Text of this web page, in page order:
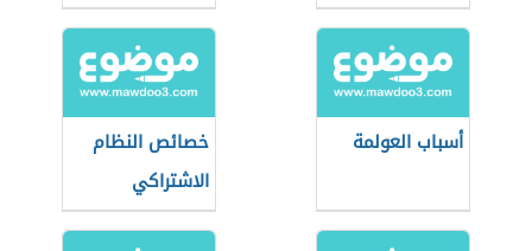
والقانون الخاص
أسباب العولمة
خصائص النظام
الاشتراكي